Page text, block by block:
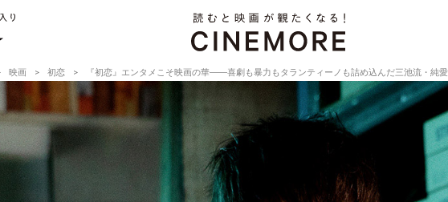
映画 初恋 『初恋』エンタメこそ映画の華――喜劇も暴力もタランティーノも詰め込んだ三池流・純